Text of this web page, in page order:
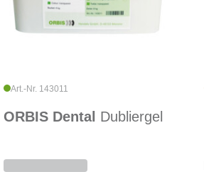
Art.-Nr. 143011
ORBIS Dental Dubliergel